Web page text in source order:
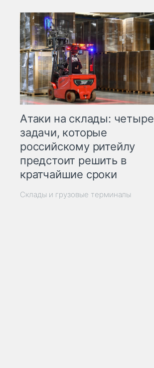
Атаки на склады: четыре
задачи, которые
российскому ритейлу
предстоит решить в
кратчайшие сроки
Склады и грузовые терминалы